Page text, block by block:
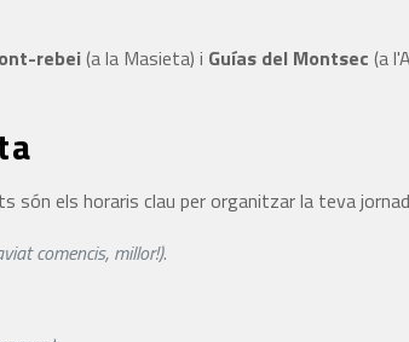
rebei(a la Masieta) i Guías del Montsec (a
són els horaris clau per organitzar la teva
comencis, millor!).